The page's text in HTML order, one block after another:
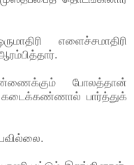
எளைச்சமாதிரி
போலத்தான்
கடைக்கண்ணால் பார்த்துக்